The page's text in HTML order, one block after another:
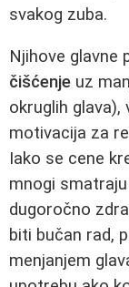
svakog zuba.
Njihove glavne
čišćenje uz
okruglih
motivacija za
Iako se cene
mnogi
dugoročno
biti bučan rad,
menjanjem